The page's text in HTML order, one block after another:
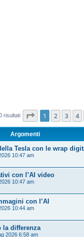
risultati Pagina di 20
1 2 3 4
Argomenti
Tesla con le wrap
10:47 am
con l’AI video
10:47 am
con l’AI
10:44 am
la differenza
2026 6:58 am